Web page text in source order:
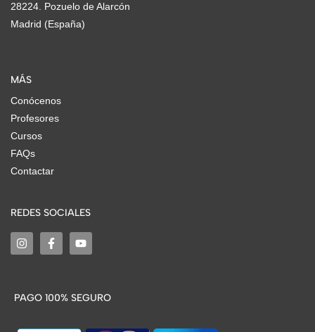
28224. Pozuelo de Alarcón
Madrid (España)
MÁS
Conócenos
Profesores
Cursos
FAQs
Contactar
REDES SOCIALES
PAGO 100% SEGURO